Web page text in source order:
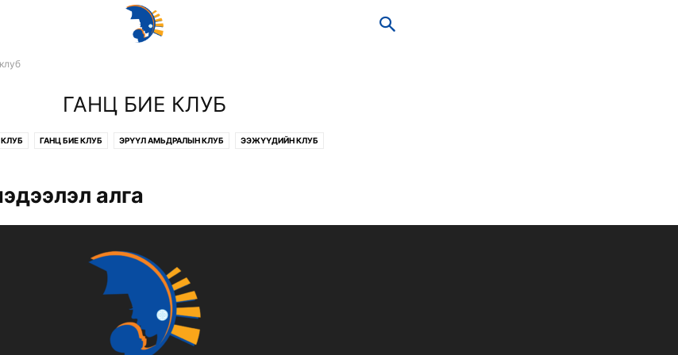
ГАНЦ БИЕ КЛУБ
ГАНЦ БИЕ КЛУБ ЭРҮҮЛ АМЬДРАЛЫН КЛУБ ЭЭЖҮҮДИЙН КЛУБ
алга